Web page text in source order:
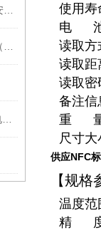
使用寿
电
读取方
读取距
读取密
备注信
重
尺寸大
供应NFC
【规格
温度范
精